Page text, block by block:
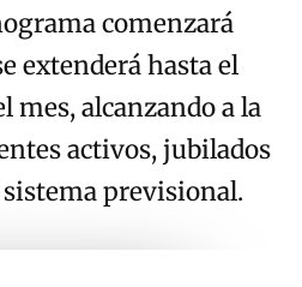
comenzará
extenderá hasta el
mes, alcanzando a la
activos, jubilados
previsional.